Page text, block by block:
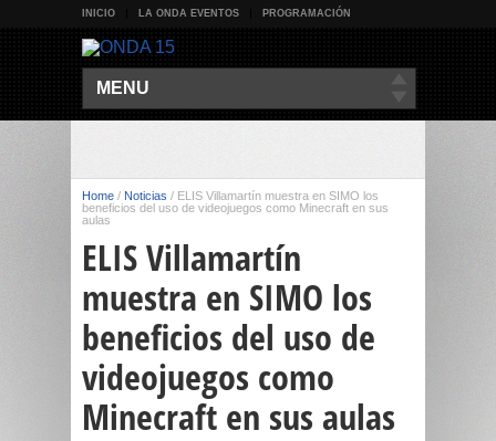
INICIO LA ONDA EVENTOS PROGRAMACIÓN
MENU
Home / Noticias / ELIS Villamartín muestra en SIMO los
beneficios del uso de videojuegos como Minecraft en sus
aulas
ELIS Villamartín
muestra en SIMO los
beneficios del uso de
videojuegos como
Minecraft en sus aulas